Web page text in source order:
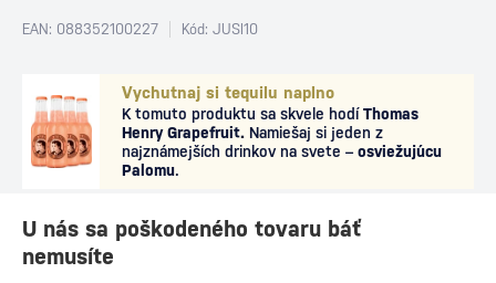
Vychutnaj si tequilu naplno
K tomuto produktu sa skvele hodíThomas
Henry Grapefruit. Namiešaj si jeden z
najznámejších drinkov na svete – osviežujúcu
Palomu.
EAN: 088352100227 Kód: JUSI10
U nás sa poškodeného tovaru báť
nemusíte